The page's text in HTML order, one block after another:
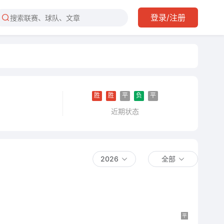
登录/注册
胜 胜 平 负 平
近期状态
2026 全部
平